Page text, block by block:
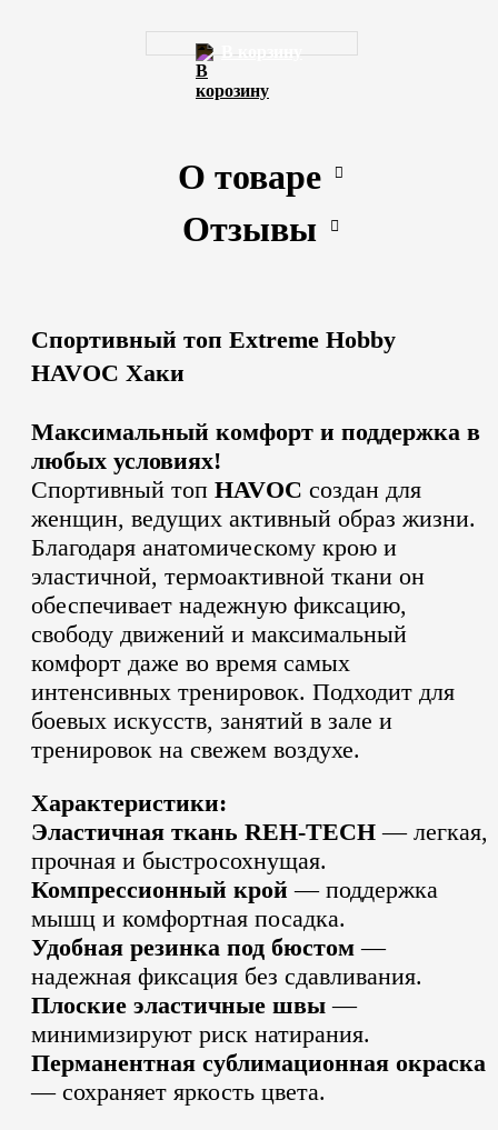
В корзину
О товаре
Отзывы
Спортивный топ Extreme Hobby
HAVOC Хаки
Максимальный комфорт и поддержка в
любых условиях!
Спортивный топ HAVOC создан для
женщин, ведущих активный образ жизни.
Благодаря анатомическому крою и
эластичной, термоактивной ткани он
обеспечивает надежную фиксацию,
свободу движений и максимальный
комфорт даже во время самых
интенсивных тренировок. Подходит для
боевых искусств, занятий в зале и
тренировок на свежем воздухе.
Характеристики:
Эластичная ткань REH-TECH — легкая,
прочная и быстросохнущая.
Компрессионный крой — поддержка
мышц и комфортная посадка.
Удобная резинка под бюстом —
надежная фиксация без сдавливания.
Плоские эластичные швы —
минимизируют риск натирания.
Перманентная сублимационная окраска
— сохраняет яркость цвета.